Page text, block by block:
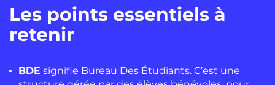
Les points essentiels à
retenir
BDE signifie Bureau Des Étudiants. C’est une